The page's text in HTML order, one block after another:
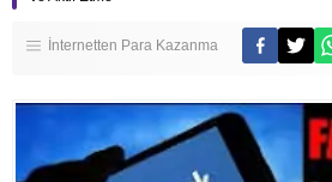
İnternetten Para Kazanma